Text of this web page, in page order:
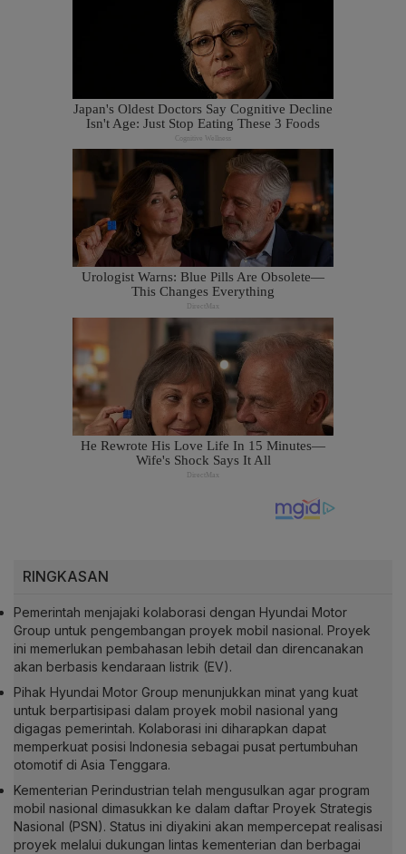
RINGKASAN
Pemerintah menjajaki kolaborasi dengan Hyundai Motor
Group untuk pengembangan proyek mobil nasional. Proyek
ini memerlukan pembahasan lebih detail dan direncanakan
akan berbasis kendaraan listrik (EV).
Pihak Hyundai Motor Group menunjukkan minat yang kuat
untuk berpartisipasi dalam proyek mobil nasional yang
digagas pemerintah. Kolaborasi ini diharapkan dapat
memperkuat posisi Indonesia sebagai pusat pertumbuhan
otomotif di Asia Tenggara.
Kementerian Perindustrian telah mengusulkan agar program
mobil nasional dimasukkan ke dalam daftar Proyek Strategis
Nasional (PSN). Status ini diyakini akan mempercepat realisasi
proyek melalui dukungan lintas kementerian dan berbagai